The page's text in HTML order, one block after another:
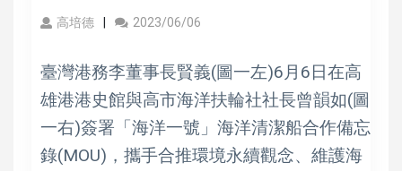
高培德 2023/06/06
臺灣港務李董事長賢義(圖一左)6月6日在高
雄港港史館與高市海洋扶輪社社長曾韻如(圖
一右)簽署「海洋一號」海洋清潔船合作備忘
錄(MOU)，攜手合推環境永續觀念、維護海